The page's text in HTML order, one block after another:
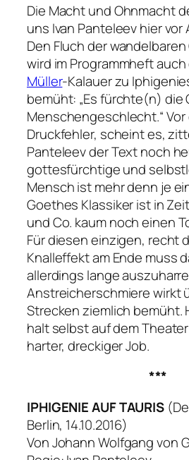
Die Macht und Ohnmacht
uns Ivan Panteleev hier
Den Fluch der wandelbaren
wird im Programmheft
Müller-Kalauer zu
bemüht: „Es fürchte(n) die
Menschengeschlecht.“
Druckfehler, scheint es,
Panteleev der Text noch
gottesfürchtige und
Mensch ist mehr denn je
Goethes Klassiker ist in
und Co. kaum noch einen
Für diesen einzigen, recht
Knalleffekt am Ende muss
allerdings lange
Anstreicherschmiere wirkt
Strecken ziemlich bemüht.
halt selbst auf dem
harter, dreckiger Job.
***
IPHIGENIE AUF TAURIS
Berlin, 14.10.2016)
Von Johann Wolfgang von